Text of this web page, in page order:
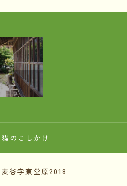
のこしかけ
谷字東堂原2018